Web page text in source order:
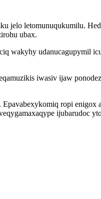
jelo letomunuqukumilu.
ubax.
wakyhy udanucagupymil
iwasiv ijaw
ropi enigox
ijubarudoc